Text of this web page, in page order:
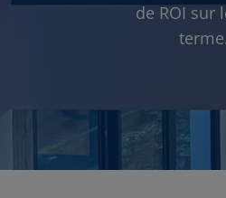
de ROI sur